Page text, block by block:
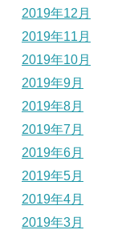
2019年12月
2019年11月
2019年10月
2019年9月
2019年8月
2019年7月
2019年6月
2019年5月
2019年4月
2019年3月